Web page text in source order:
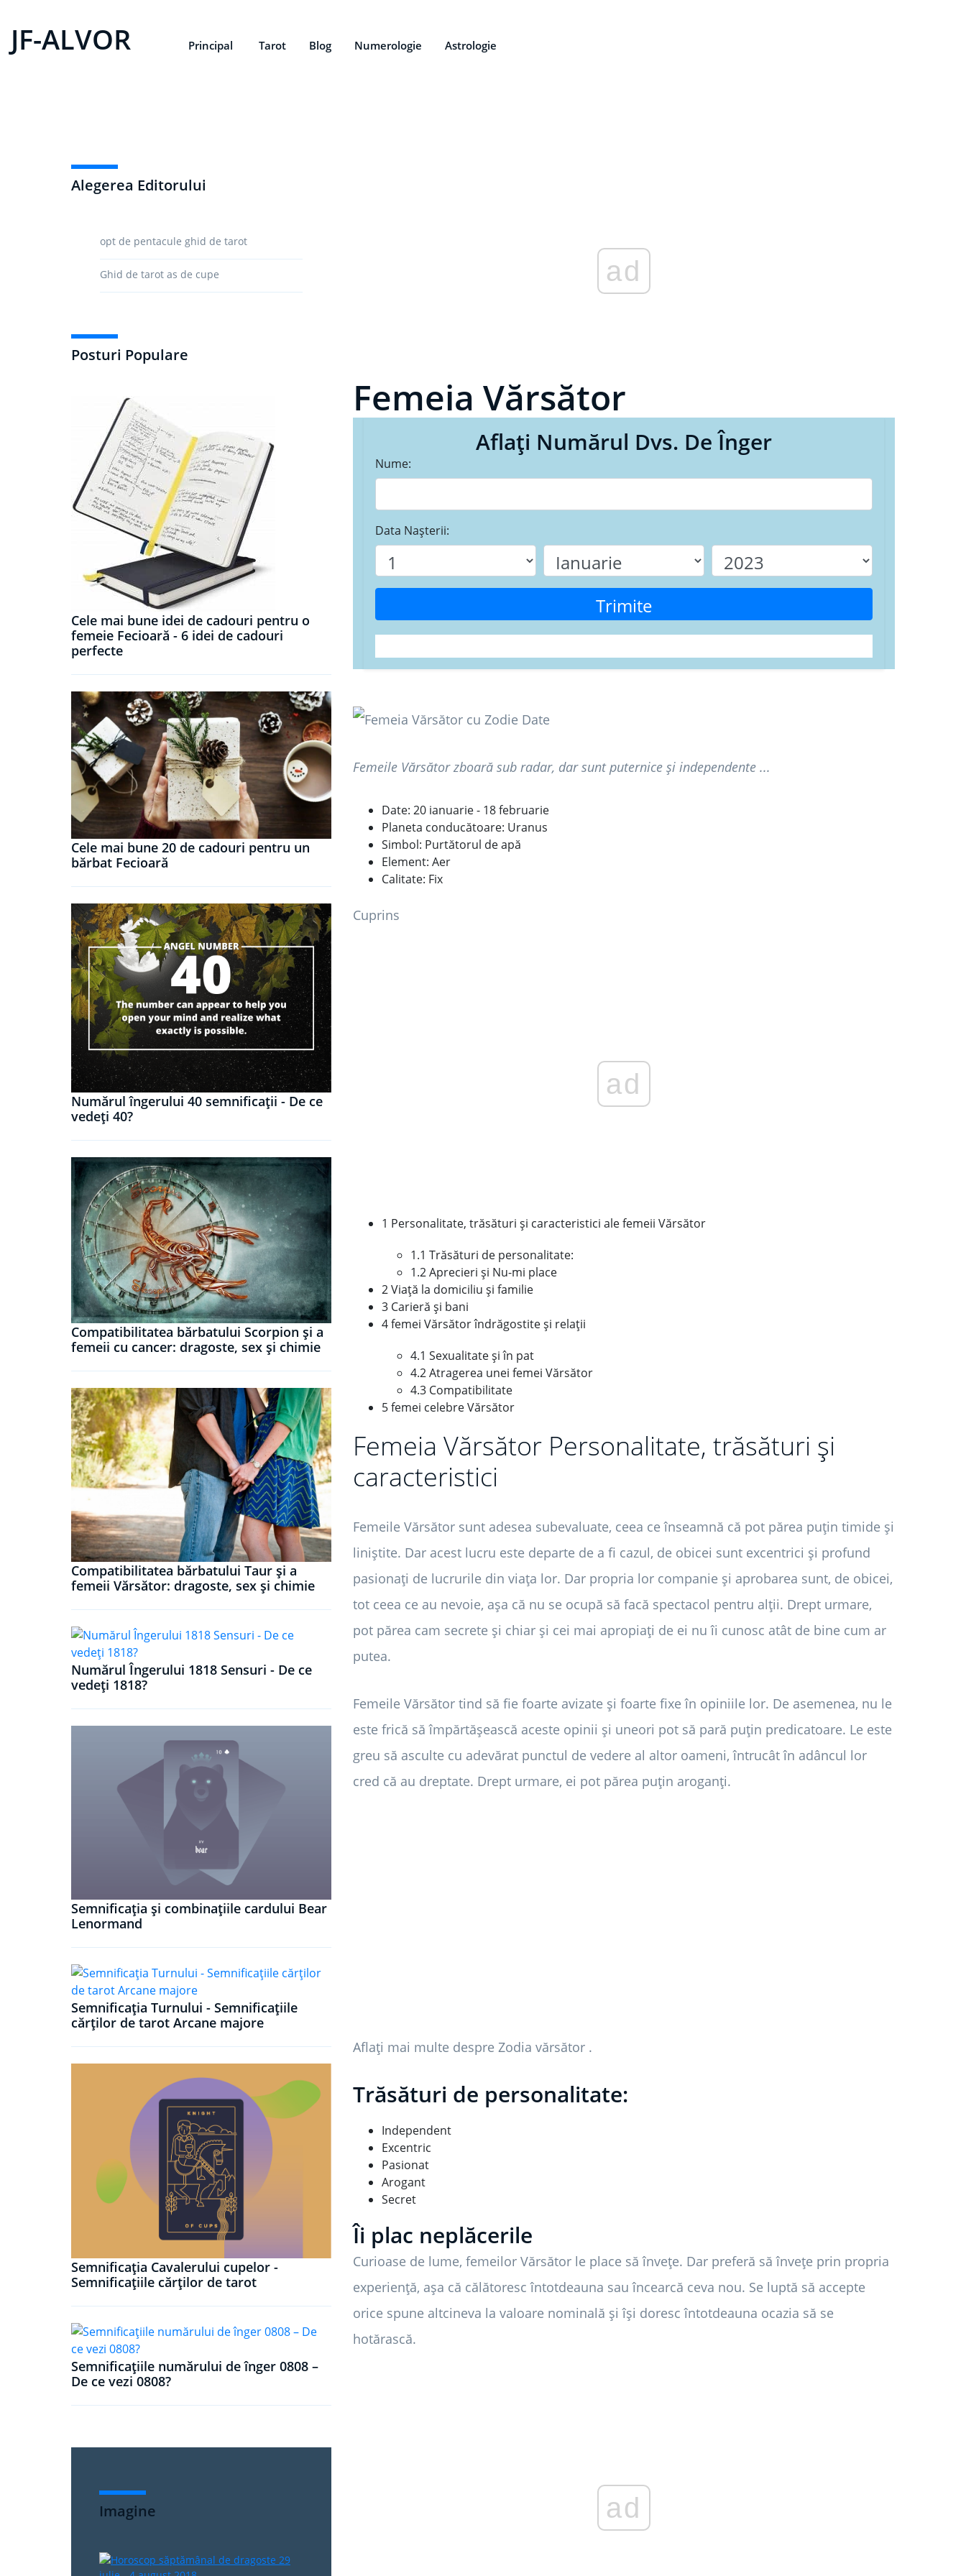
JF-ALVOR Principal Tarot Blog Numerologie Astrologie
Alegerea Editorului
opt de pentacule ghid de tarot
Ghid de tarot as de cupe
Posturi Populare
Cele mai bune idei de cadouri pentru o
femeie Fecioară - 6 idei de cadouri
perfecte
Cele mai bune 20 de cadouri pentru un
bărbat Fecioară
Numărul îngerului 40 semnificații - De ce
vedeți 40?
Compatibilitatea bărbatului Scorpion și a
femeii cu cancer: dragoste, sex și chimie
Compatibilitatea bărbatului Taur și a
femeii Vărsător: dragoste, sex și chimie
Numărul Îngerului 1818 Sensuri - De ce
vedeți 1818?
Semnificația și combinațiile cardului Bear
Lenormand
Semnificația Turnului - Semnificațiile
cărților de tarot Arcane majore
Semnificația Cavalerului cupelor -
Semnificațiile cărților de tarot
Semnificațiile numărului de înger 0808 –
De ce vezi 0808?
Imagine
ad
Femeia Vărsător
Aflați Numărul Dvs. De Înger
Nume:
Data Nașterii:
Trimite
Femeile Vărsător zboară sub radar, dar sunt puternice și independente ...
Date: 20 ianuarie - 18 februarie
Planeta conducătoare: Uranus
Simbol: Purtătorul de apă
Element: Aer
Calitate: Fix
Cuprins
ad
1 Personalitate, trăsături și caracteristici ale femeii Vărsător
1.1 Trăsături de personalitate:
1.2 Aprecieri și Nu-mi place
2 Viață la domiciliu și familie
3 Carieră și bani
4 femei Vărsător îndrăgostite și relații
4.1 Sexualitate și în pat
4.2 Atragerea unei femei Vărsător
4.3 Compatibilitate
5 femei celebre Vărsător
Femeia Vărsător Personalitate, trăsături și
caracteristici
Femeile Vărsător sunt adesea subevaluate, ceea ce înseamnă că pot părea puțin timide și
liniștite. Dar acest lucru este departe de a fi cazul, de obicei sunt excentrici și profund
pasionați de lucrurile din viața lor. Dar propria lor companie și aprobarea sunt, de obicei,
tot ceea ce au nevoie, așa că nu se ocupă să facă spectacol pentru alții. Drept urmare,
pot părea cam secrete și chiar și cei mai apropiați de ei nu îi cunosc atât de bine cum ar
putea.
Femeile Vărsător tind să fie foarte avizate și foarte fixe în opiniile lor. De asemenea, nu le
este frică să împărtășească aceste opinii și uneori pot să pară puțin predicatoare. Le este
greu să asculte cu adevărat punctul de vedere al altor oameni, întrucât în ​​adâncul lor
cred că au dreptate. Drept urmare, ei pot părea puțin aroganți.
Aflați mai multe despre Zodia vărsător .
Trăsături de personalitate:
Independent
Excentric
Pasionat
Arogant
Secret
Îi plac neplăcerile
Curioase de lume, femeilor Vărsător le place să învețe. Dar preferă să învețe prin propria
experiență, așa că călătoresc întotdeauna sau încearcă ceva nou. Se luptă să accepte
orice spune altcineva la valoare nominală și își doresc întotdeauna ocazia să se
hotărască.
ad